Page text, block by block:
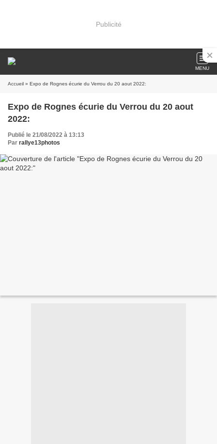
Publicité
MENU
Accueil » Expo de Rognes écurie du Verrou du 20 aout 2022:
Expo de Rognes écurie du Verrou du 20 aout
2022:
Publié le 21/08/2022 à 13:13
Par rallye13photos